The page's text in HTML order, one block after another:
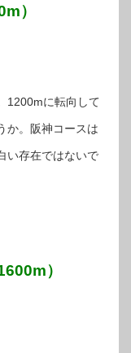
）
1200mに転向して
か。阪神コースは
い存在ではないで
）